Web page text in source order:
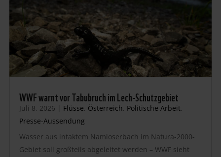
WWF warnt vor Tabubruch im Lech-Schutzgebiet
Juli 8, 2026 | Flüsse, Österreich, Politische Arbeit,
Presse-Aussendung
Wasser aus intaktem Namloserbach im Natura-2000-
Gebiet soll großteils abgeleitet werden – WWF sieht